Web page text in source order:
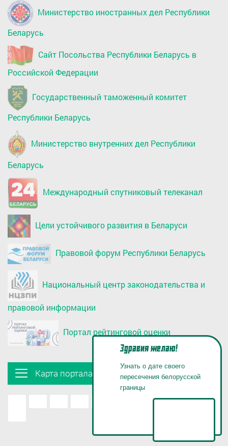
Министерство иностранных дел Республики
Беларусь
Сайт Посольства Республики Беларусь в
Российской Федерации
Государственный таможенный комитет
Республики Беларусь
Министерство внутренних дел Республики
Беларусь
Международный спутниковый телеканал
Цели устойчивого развития в Беларуси
Правовой форум Республики Беларусь
Национальный центр законодательства и
правовой информации
Портал рейтинговой оценки
Карта портала
Здравия желаю!
Узнать о дате своего
пересечения белорусской
границы